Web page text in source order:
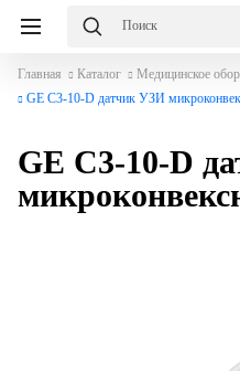
Главная Каталог
Медицинское
GE C3-10-D датчик УЗИ
GE C3-10-D